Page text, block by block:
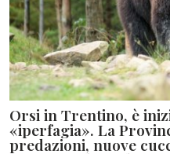
Orsi in Trentino, è
«iperfagia». La
predazioni, nuove